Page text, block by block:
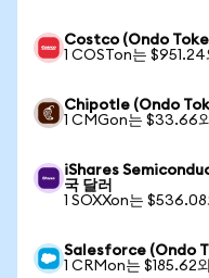
Costco (Ondo
1 COSTon는 $951.24
Chipotle (Ondo
1 CMGon는 $33.66
iShares
국 달러
1 SOXXon는
Salesforce (Ondo
1 CRMon는 $185.62